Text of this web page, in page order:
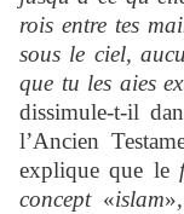
rois entre tes
sous le ciel,
que tu les aies
dissimule-t-il
l’Ancien
explique que le
concept «islam»